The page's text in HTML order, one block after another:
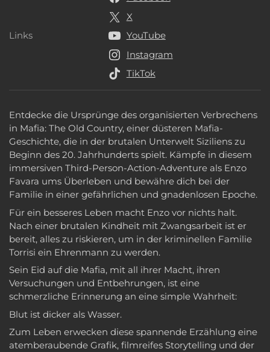
Entdecke die Ursprünge des organisierten Verbrechens
in Mafia: The Old Country, einer düsteren Mafia-
Geschichte, die in der brutalen Unterwelt Siziliens zu
Beginn des 20. Jahrhunderts spielt. Kämpfe in diesem
immersiven Third-Person-Action-Adventure als Enzo
Favara ums Überleben und bewähre dich bei der
Familie in einer gefährlichen und gnadenlosen Epoche.
Für ein besseres Leben macht Enzo vor nichts halt.
Nach einer brutalen Kindheit mit Zwangsarbeit ist er
bereit, alles zu riskieren, um in der kriminellen Familie
Torrisi ein Ehrenmann zu werden.
Sein Eid auf die Mafia, mit all ihrer Macht, ihren
Versuchungen und Entbehrungen, ist eine
schmerzliche Erinnerung an eine simple Wahrheit:
Blut ist dicker als Wasser.
Zum Leben erwecken diese spannende Erzählung eine
atemberaubende Grafik, filmreifes Storytelling und der
Links Links
X
YouTube
Instagram
TikTok